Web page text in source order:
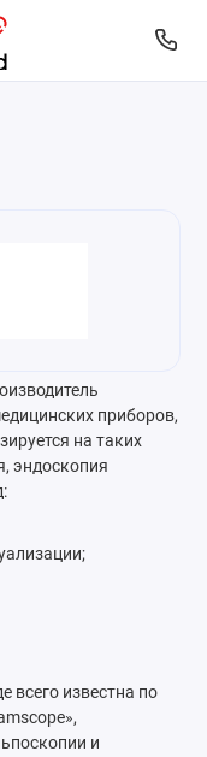
приборов,
на таких
эндоскопия
всего известна по
и